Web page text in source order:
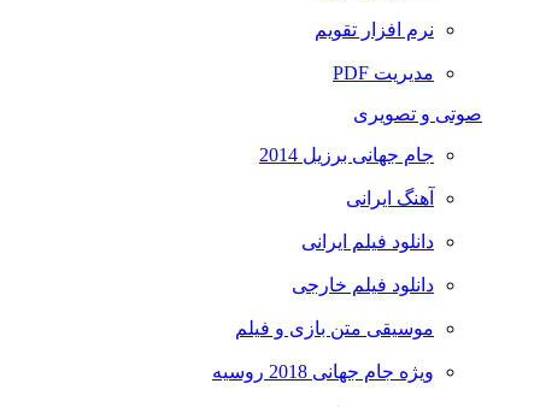
نرم افزار تقویم
مدیریت PDF
صوتی و تصویری
جام جهانی برزیل 2014
آهنگ ایرانی
دانلود فیلم ایرانی
دانلود فیلم خارجی
موسیقی متن بازی و فیلم
ویژه جام جهانی 2018 روسیه